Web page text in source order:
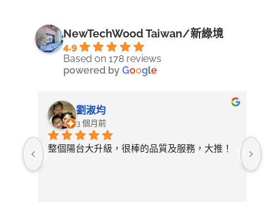
NewTechWood Taiwan/新綠境
4.9
Based on 178 reviews
powered byGoogle
，大推！
采蓉
4 個月前
無意間在網路搜尋到，只要丈量尺寸給店家，
店家就幫忙設計規劃圖及寄送樣品供挑選，非